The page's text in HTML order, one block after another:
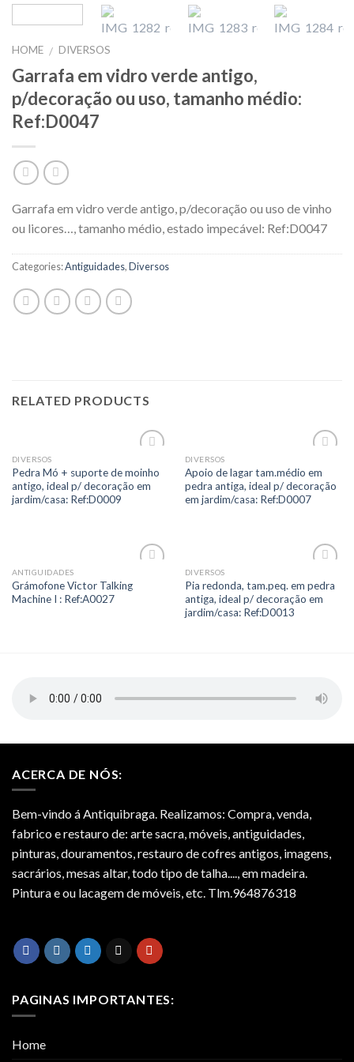
HOME / DIVERSOS
Garrafa em vidro verde antigo,
p/decoração ou uso, tamanho médio:
Ref:D0047
Garrafa em vidro verde antigo, p/decoração ou uso de vinho
ou licores…, tamanho médio, estado impecável: Ref:D0047
Categories:Antiguidades,Diversos
RELATED PRODUCTS
Wishlist
DIVERSOS
Pedra Mó + suporte de moinho
antigo, ideal p/ decoração em
jardim/casa: Ref:D0009
Wishlist
DIVERSOS
Apoio de lagar tam.médio em
pedra antiga, ideal p/ decoração
em jardim/casa: Ref:D0007
Wishlist
ANTIGUIDADES
Grámofone Victor Talking
Machine I : Ref:A0027
Wishlist
DIVERSOS
Pia redonda, tam.peq. em pedra
antiga, ideal p/ decoração em
jardim/casa: Ref:D0013
ACERCA DE NÓS:
Bem-vindo á Antiquibraga. Realizamos: Compra, venda,
fabrico e restauro de: arte sacra, móveis, antiguidades,
pinturas, douramentos, restauro de cofres antigos, imagens,
sacrários, mesas altar, todo tipo de talha...., em madeira.
Pintura e ou lacagem de móveis, etc. Tlm.964876318
PAGINAS IMPORTANTES:
Home